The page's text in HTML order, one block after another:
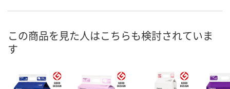
8月10日（月）
カゴへ カゴへ カ
この商品を見た人はこちらも検討されていま
す